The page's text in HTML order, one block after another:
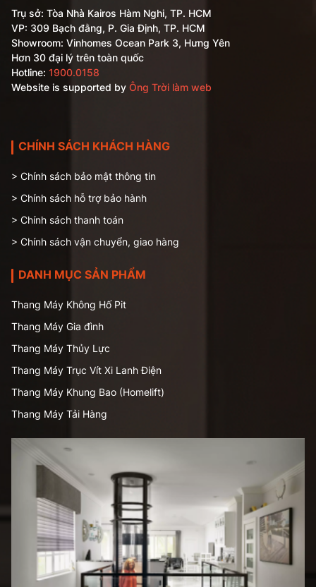
Trụ sở: Tòa Nhà Kairos Hàm Nghi, TP. HCM
VP: 309 Bạch đằng, P. Gia Định, TP. HCM
Showroom: Vinhomes Ocean Park 3, Hưng Yên
Hơn 30 đại lý trên toàn quốc
Hotline: 1900.0158
Website is supported by Ông Trời làm web
CHÍNH SÁCH KHÁCH HÀNG
> Chính sách bảo mật thông tin
> Chính sách hỗ trợ bảo hành
> Chính sách thanh toán
> Chính sách vận chuyển, giao hàng
DANH MỤC SẢN PHẨM
Thang Máy Không Hố Pit
Thang Máy Gia đình
Thang Máy Thủy Lực
Thang Máy Trục Vít Xi Lanh Điện
Thang Máy Khung Bao (Homelift)
Thang Máy Tải Hàng